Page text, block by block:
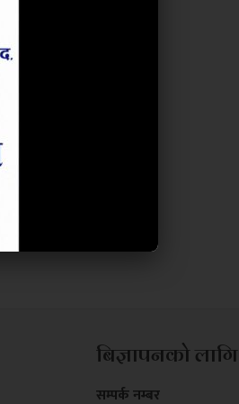
बिज्ञापनको लागि
सम्पर्क नम्बर